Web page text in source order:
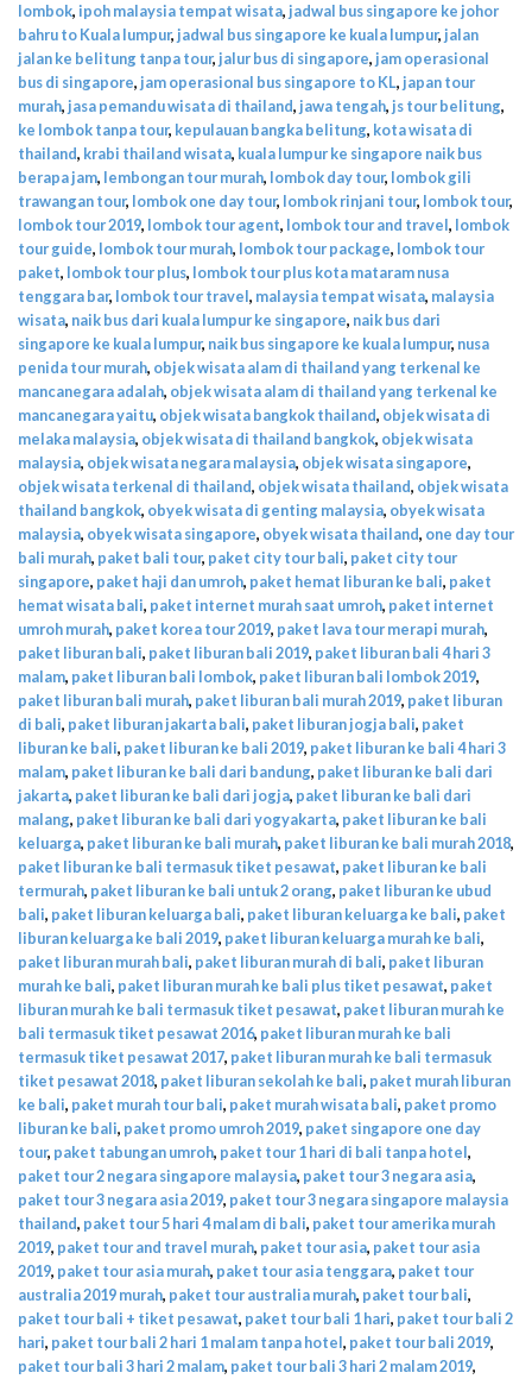
lombok, ipoh malaysia tempat wisata, jadwal bus singapore ke johor
bahru to Kuala lumpur, jadwal bus singapore ke kuala lumpur, jalan
jalan ke belitung tanpa tour, jalur bus di singapore, jam operasional
bus di singapore, jam operasional bus singapore to KL, japan tour
murah, jasa pemandu wisata di thailand, jawa tengah, js tour belitung,
ke lombok tanpa tour, kepulauan bangka belitung, kota wisata di
thailand, krabi thailand wisata, kuala lumpur ke singapore naik bus
berapa jam, lembongan tour murah, lombok day tour, lombok gili
trawangan tour, lombok one day tour, lombok rinjani tour, lombok tour,
lombok tour 2019, lombok tour agent, lombok tour and travel, lombok
tour guide, lombok tour murah, lombok tour package, lombok tour
paket, lombok tour plus, lombok tour plus kota mataram nusa
tenggara bar, lombok tour travel, malaysia tempat wisata, malaysia
wisata, naik bus dari kuala lumpur ke singapore, naik bus dari
singapore ke kuala lumpur, naik bus singapore ke kuala lumpur, nusa
penida tour murah, objek wisata alam di thailand yang terkenal ke
mancanegara adalah, objek wisata alam di thailand yang terkenal ke
mancanegara yaitu, objek wisata bangkok thailand, objek wisata di
melaka malaysia, objek wisata di thailand bangkok, objek wisata
malaysia, objek wisata negara malaysia, objek wisata singapore,
objek wisata terkenal di thailand, objek wisata thailand, objek wisata
thailand bangkok, obyek wisata di genting malaysia, obyek wisata
malaysia, obyek wisata singapore, obyek wisata thailand, one day tour
bali murah, paket bali tour, paket city tour bali, paket city tour
singapore, paket haji dan umroh, paket hemat liburan ke bali, paket
hemat wisata bali, paket internet murah saat umroh, paket internet
umroh murah, paket korea tour 2019, paket lava tour merapi murah,
paket liburan bali, paket liburan bali 2019, paket liburan bali 4 hari 3
malam, paket liburan bali lombok, paket liburan bali lombok 2019,
paket liburan bali murah, paket liburan bali murah 2019, paket liburan
di bali, paket liburan jakarta bali, paket liburan jogja bali, paket
liburan ke bali, paket liburan ke bali 2019, paket liburan ke bali 4 hari 3
malam, paket liburan ke bali dari bandung, paket liburan ke bali dari
jakarta, paket liburan ke bali dari jogja, paket liburan ke bali dari
malang, paket liburan ke bali dari yogyakarta, paket liburan ke bali
keluarga, paket liburan ke bali murah, paket liburan ke bali murah 2018,
paket liburan ke bali termasuk tiket pesawat, paket liburan ke bali
termurah, paket liburan ke bali untuk 2 orang, paket liburan ke ubud
bali, paket liburan keluarga bali, paket liburan keluarga ke bali, paket
liburan keluarga ke bali 2019, paket liburan keluarga murah ke bali,
paket liburan murah bali, paket liburan murah di bali, paket liburan
murah ke bali, paket liburan murah ke bali plus tiket pesawat, paket
liburan murah ke bali termasuk tiket pesawat, paket liburan murah ke
bali termasuk tiket pesawat 2016, paket liburan murah ke bali
termasuk tiket pesawat 2017, paket liburan murah ke bali termasuk
tiket pesawat 2018, paket liburan sekolah ke bali, paket murah liburan
ke bali, paket murah tour bali, paket murah wisata bali, paket promo
liburan ke bali, paket promo umroh 2019, paket singapore one day
tour, paket tabungan umroh, paket tour 1 hari di bali tanpa hotel,
paket tour 2 negara singapore malaysia, paket tour 3 negara asia,
paket tour 3 negara asia 2019, paket tour 3 negara singapore malaysia
thailand, paket tour 5 hari 4 malam di bali, paket tour amerika murah
2019, paket tour and travel murah, paket tour asia, paket tour asia
2019, paket tour asia murah, paket tour asia tenggara, paket tour
australia 2019 murah, paket tour australia murah, paket tour bali,
paket tour bali + tiket pesawat, paket tour bali 1 hari, paket tour bali 2
hari, paket tour bali 2 hari 1 malam tanpa hotel, paket tour bali 2019,
paket tour bali 3 hari 2 malam, paket tour bali 3 hari 2 malam 2019,